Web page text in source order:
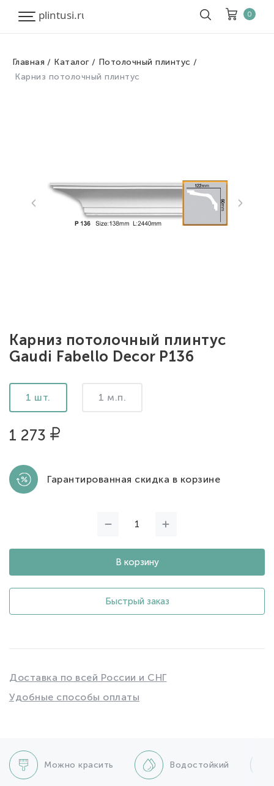
Корзина
0
Главная Каталог
Потолочный плинтус
Карниз потолочный плинтус
Карниз потолочный плинтус
Gaudi Fabello Decor P136
1 шт. 1 м.п.
1 273
Гарантированная скидка в корзине
В корзину
Быстрый заказ
Доставка по всей России и СНГ
Удобные способы оплаты
Можно красить Водостойкий